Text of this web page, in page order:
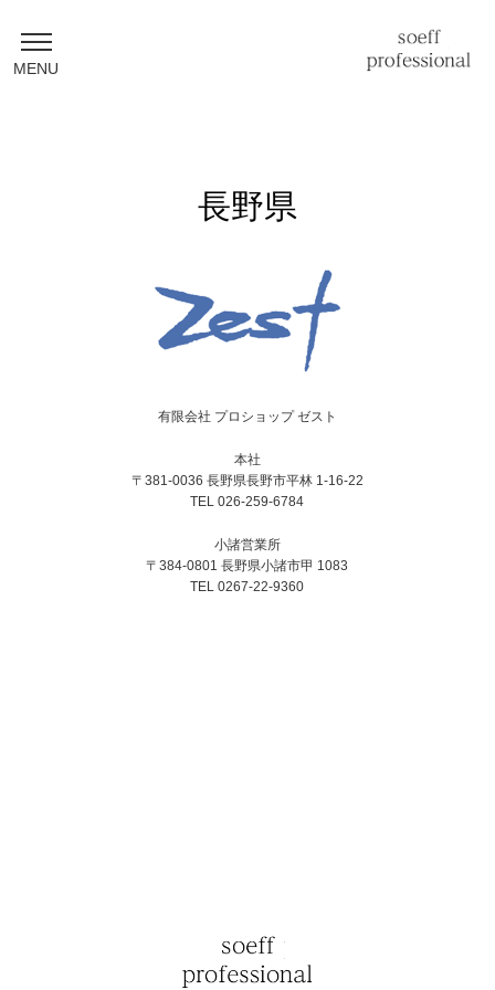
MENU
長野県
有限会社 プロショップ ゼスト
本社
〒381-0036 長野県長野市平林 1-16-22
TEL 026-259-6784
小諸営業所
〒384-0801 長野県小諸市甲 1083
TEL 0267-22-9360